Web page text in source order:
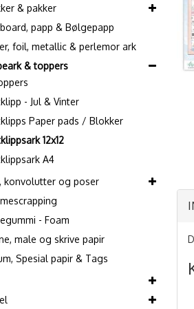
& pakker
papp & Bølgepapp
foil, metallic & perlemor ark
& toppers
- Jul & Vinter
Paper pads / Blokker
12x12
A4
konvolutter og poser
- Foam
male og skrive papir
Spesial papir & Tags